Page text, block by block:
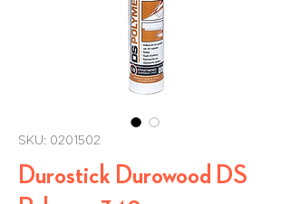
SKU: 0201502
Durostick Durowood DS